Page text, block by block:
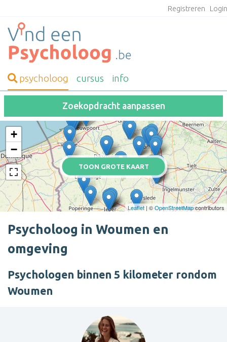
Registreren
psycholoog cursus info
Zoekopdracht aanpassen
TOON GROTE KAART
+
−
Leaflet | ©OpenStreetMapcontributors
Psycholoog in Woumen en
omgeving
Psychologen binnen 5 kilometer rondom
Woumen